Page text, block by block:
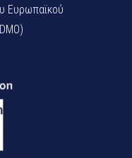
Ευρωπαϊκού